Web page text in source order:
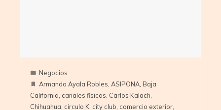
Negocios
Armando Ayala Robles, ASIPONA, Baja
California, canales fisicos, Carlos Kalach,
Chihuahua, circulo K, city club, comercio exterior,